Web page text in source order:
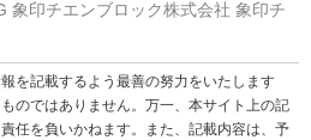
象印チエンブロック株式会社 象印チ
を記載するよう最善の努力をいたします
のではありません。万一、本サイト上の記
任を負いかねます。また、記載内容は、予